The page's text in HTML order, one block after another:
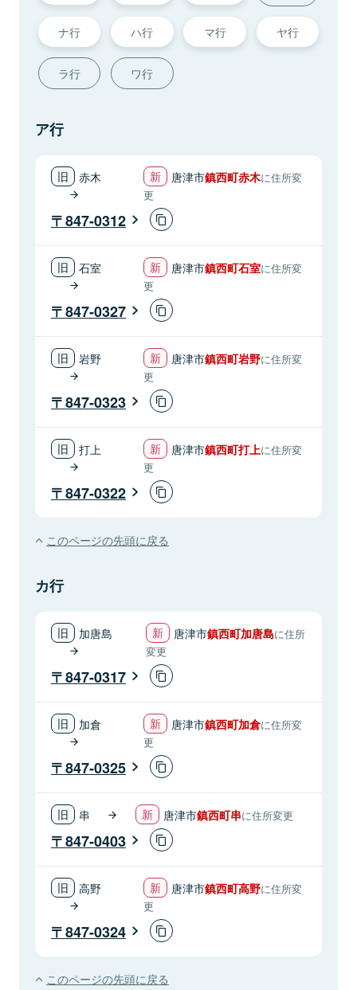
ナ行 ハ行 マ行 ヤ行
ラ行 ワ行
ア行
赤木 唐津市鎮西町赤木に住所変
更
847-0312
石室 唐津市鎮西町石室に住所変
更
847-0327
岩野 唐津市鎮西町岩野に住所変
更
847-0323
打上 唐津市鎮西町打上に住所変
更
847-0322
このページの先頭に戻る
カ行
加唐島 唐津市鎮西町加唐島に住所
変更
847-0317
加倉 唐津市鎮西町加倉に住所変
更
847-0325
串 唐津市鎮西町串に住所変更
847-0403
高野 唐津市鎮西町高野に住所変
更
847-0324
このページの先頭に戻る